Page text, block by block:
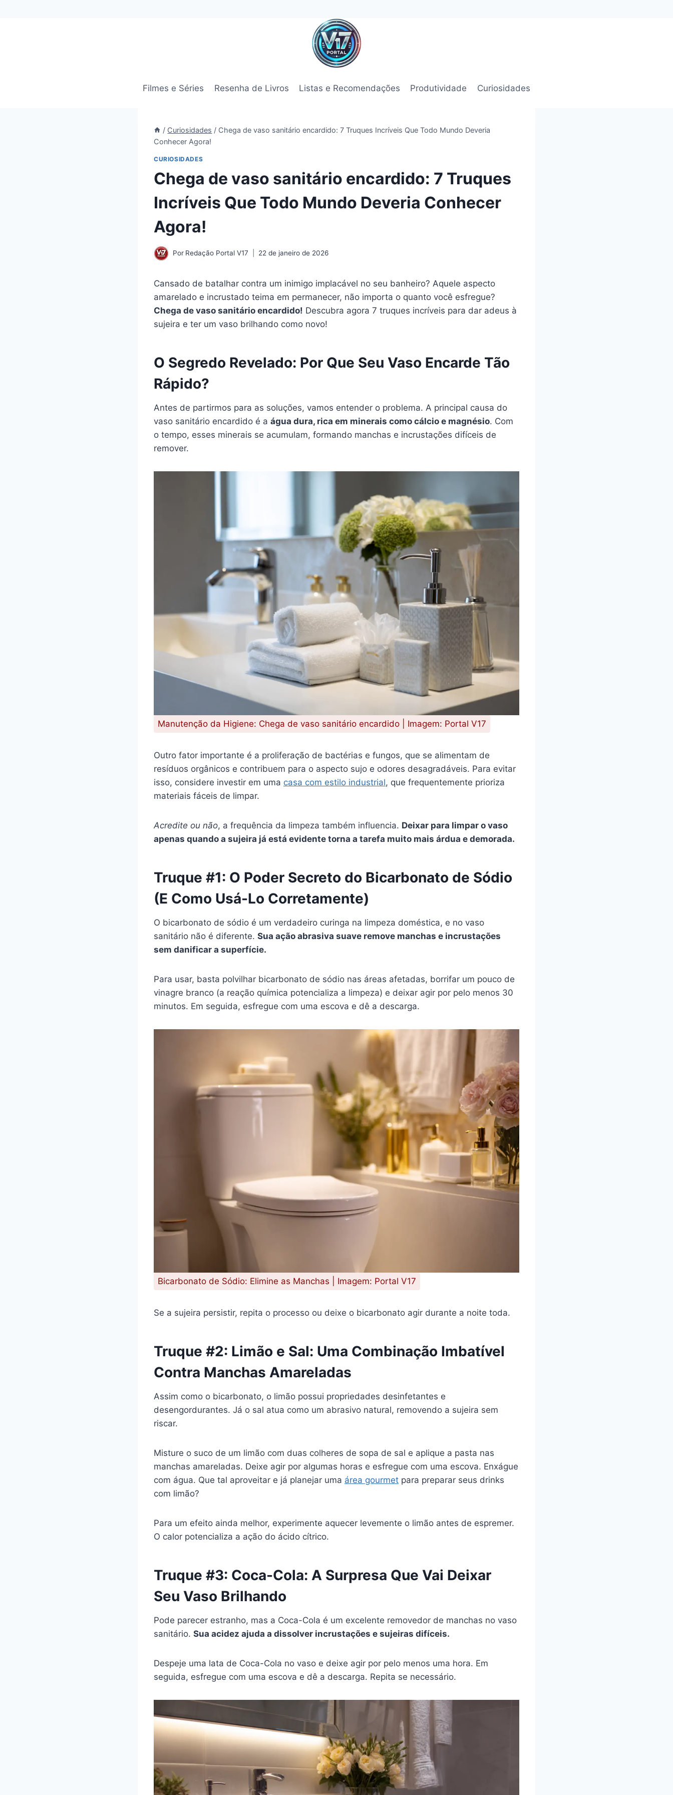
Filmes e Séries Resenha de Livros Listas e Recomendações Produtividade Curiosidades
/ Curiosidades / Chega de vaso sanitário encardido: 7 Truques Incríveis Que Todo Mundo Deveria
Conhecer Agora!
CURIOSIDADES
Chega de vaso sanitário encardido: 7 Truques
Incríveis Que Todo Mundo Deveria Conhecer
Agora!
Por Redação Portal V17 22 de janeiro de 2026
Cansado de batalhar contra um inimigo implacável no seu banheiro? Aquele aspecto
amarelado e incrustado teima em permanecer, não importa o quanto você esfregue?
Chega de vaso sanitário encardido! Descubra agora 7 truques incríveis para dar adeus à
sujeira e ter um vaso brilhando como novo!
O Segredo Revelado: Por Que Seu Vaso Encarde Tão
Rápido?
Antes de partirmos para as soluções, vamos entender o problema. A principal causa do
vaso sanitário encardido é a água dura, rica em minerais como cálcio e magnésio. Com
o tempo, esses minerais se acumulam, formando manchas e incrustações difíceis de
remover.
Manutenção da Higiene: Chega de vaso sanitário encardido | Imagem: Portal V17
Outro fator importante é a proliferação de bactérias e fungos, que se alimentam de
resíduos orgânicos e contribuem para o aspecto sujo e odores desagradáveis. Para evitar
isso, considere investir em uma casa com estilo industrial, que frequentemente prioriza
materiais fáceis de limpar.
Acredite ou não, a frequência da limpeza também influencia. Deixar para limpar o vaso
apenas quando a sujeira já está evidente torna a tarefa muito mais árdua e demorada.
Truque #1: O Poder Secreto do Bicarbonato de Sódio
(E Como Usá-Lo Corretamente)
O bicarbonato de sódio é um verdadeiro curinga na limpeza doméstica, e no vaso
sanitário não é diferente. Sua ação abrasiva suave remove manchas e incrustações
sem danificar a superfície.
Para usar, basta polvilhar bicarbonato de sódio nas áreas afetadas, borrifar um pouco de
vinagre branco (a reação química potencializa a limpeza) e deixar agir por pelo menos 30
minutos. Em seguida, esfregue com uma escova e dê a descarga.
Bicarbonato de Sódio: Elimine as Manchas | Imagem: Portal V17
Se a sujeira persistir, repita o processo ou deixe o bicarbonato agir durante a noite toda.
Truque #2: Limão e Sal: Uma Combinação Imbatível
Contra Manchas Amareladas
Assim como o bicarbonato, o limão possui propriedades desinfetantes e
desengordurantes. Já o sal atua como um abrasivo natural, removendo a sujeira sem
riscar.
Misture o suco de um limão com duas colheres de sopa de sal e aplique a pasta nas
manchas amareladas. Deixe agir por algumas horas e esfregue com uma escova. Enxágue
com água. Que tal aproveitar e já planejar uma área gourmet para preparar seus drinks
com limão?
Para um efeito ainda melhor, experimente aquecer levemente o limão antes de espremer.
O calor potencializa a ação do ácido cítrico.
Truque #3: Coca-Cola: A Surpresa Que Vai Deixar
Seu Vaso Brilhando
Pode parecer estranho, mas a Coca-Cola é um excelente removedor de manchas no vaso
sanitário. Sua acidez ajuda a dissolver incrustações e sujeiras difíceis.
Despeje uma lata de Coca-Cola no vaso e deixe agir por pelo menos uma hora. Em
seguida, esfregue com uma escova e dê a descarga. Repita se necessário.